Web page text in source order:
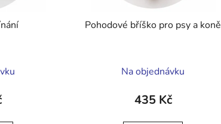
Pohodové bříško pro psy a koně
Na objednávku
435 Kč